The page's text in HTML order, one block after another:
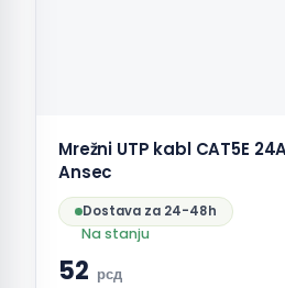
Mrežni UTP kabl CAT5E
Ansec
Dostava za 24-48h
Na stanju
52 рсд